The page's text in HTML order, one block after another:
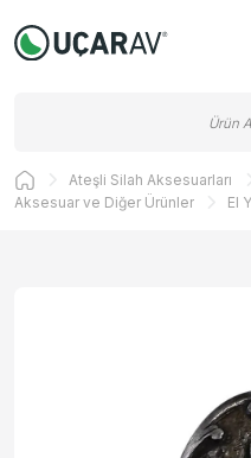
Ateşli Silah Aksesuarları
Aksesuar ve Diğer Ürünler
El